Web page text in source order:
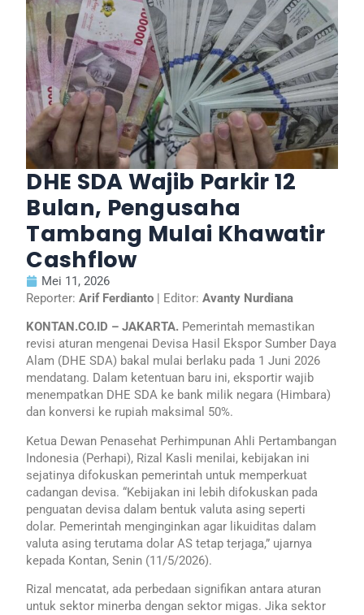
DHE SDA Wajib Parkir 12
Bulan, Pengusaha
Tambang Mulai Khawatir
Cashflow
Mei 11, 2026
Reporter:Arif Ferdianto | Editor:Avanty Nurdiana
KONTAN.CO.ID – JAKARTA. Pemerintah memastikan
revisi aturan mengenai Devisa Hasil Ekspor Sumber Daya
Alam (DHE SDA) bakal mulai berlaku pada 1 Juni 2026
mendatang. Dalam ketentuan baru ini, eksportir wajib
menempatkan DHE SDA ke bank milik negara (Himbara)
dan konversi ke rupiah maksimal 50%.
Ketua Dewan Penasehat Perhimpunan Ahli Pertambangan
Indonesia (Perhapi), Rizal Kasli menilai, kebijakan ini
sejatinya difokuskan pemerintah untuk memperkuat
cadangan devisa. “Kebijakan ini lebih difokuskan pada
penguatan devisa dalam bentuk valuta asing seperti
dolar. Pemerintah menginginkan agar likuiditas dalam
valuta asing terutama dolar AS tetap terjaga,” ujarnya
kepada Kontan, Senin (11/5/2026).
Rizal mencatat, ada perbedaan signifikan antara aturan
untuk sektor minerba dengan sektor migas. Jika sektor